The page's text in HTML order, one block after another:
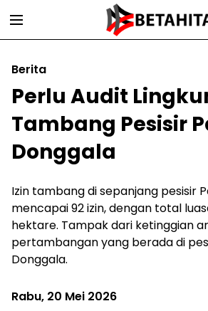
Berita
Perlu Audit
Tambang Pesisir
Donggala
Izin tambang di sepanjang pesisir
mencapai 92 izin, dengan total
hektare. Tampak dari ketinggian
pertambangan yang berada di
Donggala.
Rabu, 20 Mei 2026